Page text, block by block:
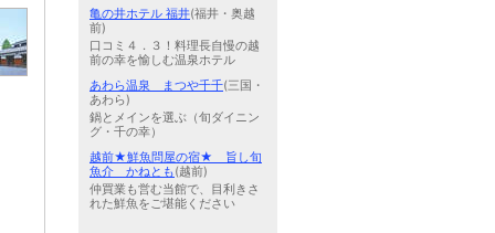
亀の井ホテル 福井(福井・奥越
前)
口コミ４．３！料理長自慢の越
前の幸を愉しむ温泉ホテル
あわら温泉 まつや千千(三国・
あわら)
鍋とメインを選ぶ（旬ダイニン
グ・千の幸）
越前★鮮魚問屋の宿★ 旨し旬
魚介 かねとも(越前)
仲買業も営む当館で、目利きさ
れた鮮魚をご堪能ください